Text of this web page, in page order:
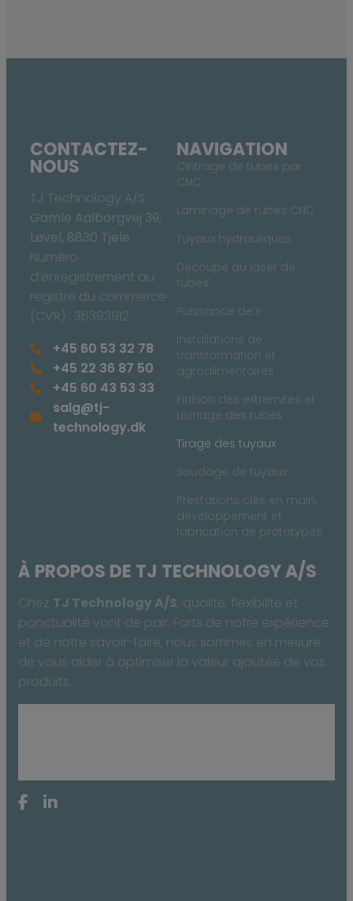
À PROPOS DE TJ TECHNOLOGY A/S
Chez TJ Technology A/S, qualité, flexibilité et
ponctualité vont de pair. Forts de notre expérience
et de notre savoir-faire, nous sommes en mesure
de vous aider à optimiser la valeur ajoutée de vos
produits.
NAVIGATION
Cintrage de tubes par
CNC
Laminage de tubes CNC
Tuyaux hydrauliques
Découpe au laser de
tubes
Puissance de x
Installations de
transformation et
agroalimentaires
Finition des extrémités et
usinage des tubes
Tirage des tuyaux
Soudage de tuyaux
Prestations clés en main,
développement et
fabrication de prototypes
CONTACTEZ-
NOUS
TJ Technology A/S
Gamle Aalborgvej 39,
Løvel, 8830 Tjele
Numéro
d’enregistrement au
registre du commerce
(CVR) : 36393912
+45 60 53 32 78
+45 22 36 87 50
+45 60 43 53 33
salg@tj-
technology.dk